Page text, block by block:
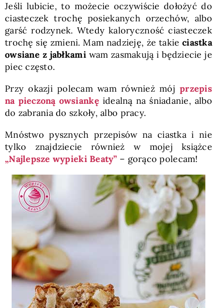
Jeśli lubicie, to możecie oczywiście dołożyć do
ciasteczek trochę posiekanych orzechów, albo
garść rodzynek. Wtedy kaloryczność ciasteczek
trochę się zmieni. Mam nadzieję, że takieciastka
owsiane z jabłkamiwam zasmakują i będziecie je
piec często.
Przy okazji polecam wam również mójprzepis
na pieczoną owsiankę idealną na śniadanie, albo
do zabrania do szkoły, albo pracy.
Mnóstwo pysznych przepisów na ciastka i nie
tylko znajdziecie również w mojej książce
„Najlepsze wypieki Beaty” – gorąco polecam!